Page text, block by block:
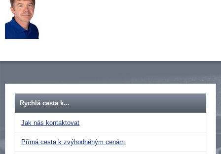
Rychlá cesta k...
Jak nás kontaktovat
Přímá cesta k zvýhodněným cenám